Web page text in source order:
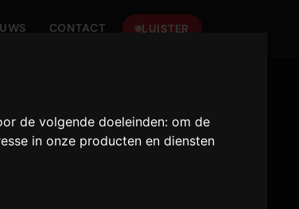
de volgende doeleinden:om de
in onze producten en diensten
CONTACT LUISTER